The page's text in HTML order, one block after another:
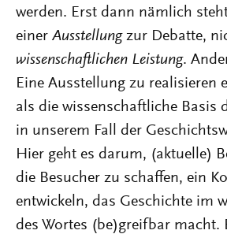
werden. Erst dann nämlich
einer Ausstellungzur Debatte,
wissenschaftlichen Leistung.
Eine Ausstellung zu realisieren
als die wissenschaftliche Basis
in unserem Fall der
Hier geht es darum, (aktuelle)
die Besucher zu schaffen, ein
entwickeln, das Geschichte im
des Wortes (be)greifbar macht.